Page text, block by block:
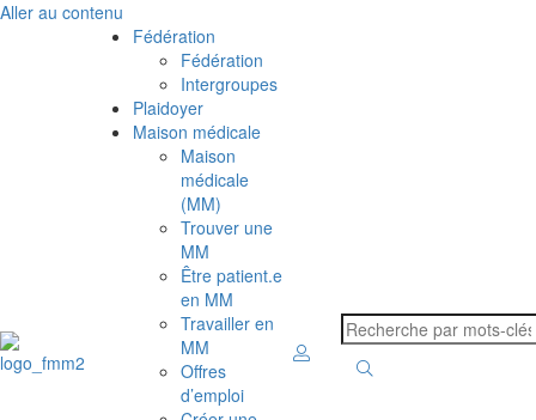
Aller au contenu
Fédération
Fédération
Intergroupes
Plaidoyer
Maison médicale
Maison
médicale
(MM)
Trouver une
MM
Être patient.e
en MM
Travailler en
MM
Offres
d’emploi